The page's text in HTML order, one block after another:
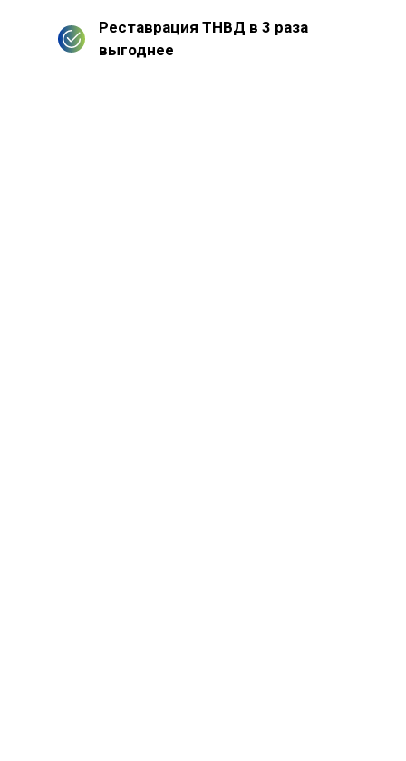
Реставрация ТНВД в 3 раза
выгоднее